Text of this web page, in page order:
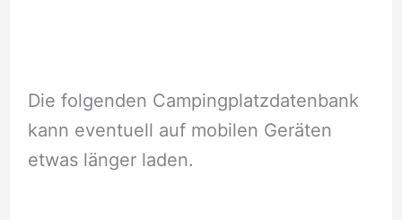
Die folgenden Campingplatzdatenbank
kann eventuell auf mobilen Geräten
etwas länger laden.